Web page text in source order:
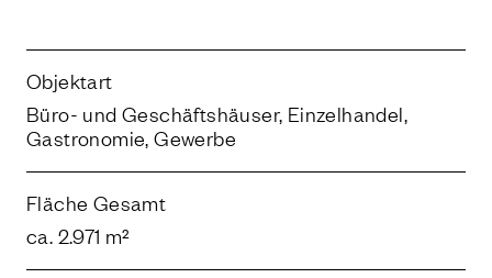
Objektart
Büro- und Geschäftshäuser, Einzelhandel,
Gastronomie, Gewerbe
Fläche Gesamt
ca. 2.971 m²